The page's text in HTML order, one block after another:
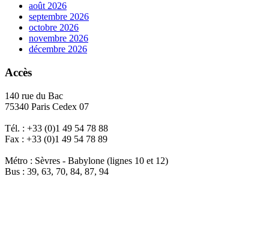
août 2026
septembre 2026
octobre 2026
novembre 2026
décembre 2026
Accès
140 rue du Bac
75340 Paris Cedex 07
Tél. : +33 (0)1 49 54 78 88
Fax : +33 (0)1 49 54 78 89
Métro : Sèvres - Babylone (lignes 10 et 12)
Bus : 39, 63, 70, 84, 87, 94